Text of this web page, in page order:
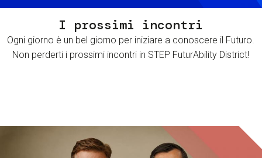
I prossimi incontri
Ogni giorno è un bel giorno per iniziare a conoscere il Futuro.
Non perderti i prossimi incontri in STEP FuturAbility District!